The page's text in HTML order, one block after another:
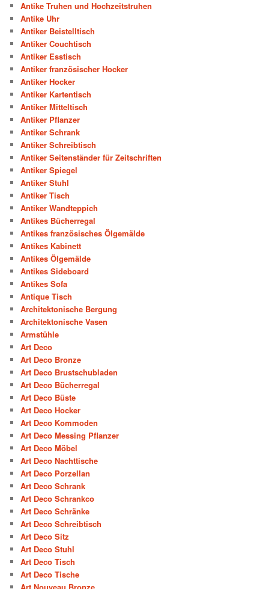
Antike Truhen und Hochzeitstruhen
Antike Uhr
Antiker Beistelltisch
Antiker Couchtisch
Antiker Esstisch
Antiker französischer Hocker
Antiker Hocker
Antiker Kartentisch
Antiker Mitteltisch
Antiker Pflanzer
Antiker Schrank
Antiker Schreibtisch
Antiker Seitenständer für Zeitschriften
Antiker Spiegel
Antiker Stuhl
Antiker Tisch
Antiker Wandteppich
Antikes Bücherregal
Antikes französisches Ölgemälde
Antikes Kabinett
Antikes Ölgemälde
Antikes Sideboard
Antikes Sofa
Antique Tisch
Architektonische Bergung
Architektonische Vasen
Armstühle
Art Deco
Art Deco Bronze
Art Deco Brustschubladen
Art Deco Bücherregal
Art Deco Büste
Art Deco Hocker
Art Deco Kommoden
Art Deco Messing Pflanzer
Art Deco Möbel
Art Deco Nachttische
Art Deco Porzellan
Art Deco Schrank
Art Deco Schrankco
Art Deco Schränke
Art Deco Schreibtisch
Art Deco Sitz
Art Deco Stuhl
Art Deco Tisch
Art Deco Tische